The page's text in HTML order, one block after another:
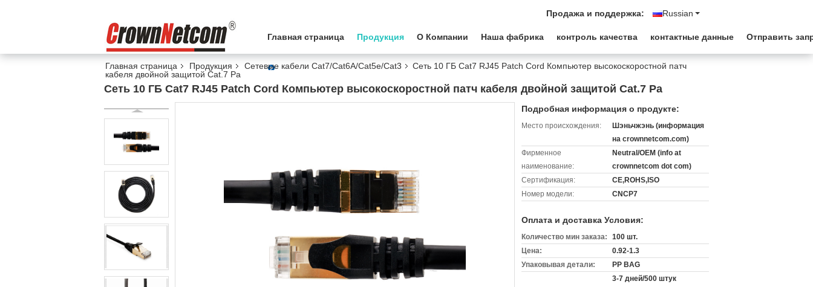
Russian
Продажа и поддержка:
Главная страница Продукция О Компании Наша фабрика контроль качества контактные данные Отправить
Главная страница Продукция Сетевые кабели Cat7/Cat6A/Cat5e/Cat3
Сеть 10 ГБ Cat7 RJ45 Patch Cord Компьютер высокоскоростной патч
кабеля двойной защитой Cat.7 Pa
Сеть 10 ГБ Cat7 RJ45 Patch Cord Компьютер высокоскоростной патч кабеля двойной защитой Cat.7 Pa
Подробная информация о продукте:
Место происхождения:
Шэньчжэнь (информация
на crownnetcom.com)
Фирменное
наименование:
Neutral/OEM (info at
crownnetcom dot com)
Сертификация:
CE,ROHS,ISO
Номер модели:
CNCP7
Оплата и доставка Условия:
Количество мин заказа:
100 шт.
Цена:
0.92-1.3
Упаковывая детали:
PP BAG
3-7 дней/500 штук